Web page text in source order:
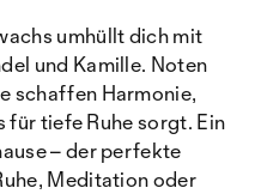
umhüllt dich mit
und Kamille. Noten
schaffen Harmonie,
für tiefe Ruhe sorgt. Ein
– der perfekte
Meditation oder